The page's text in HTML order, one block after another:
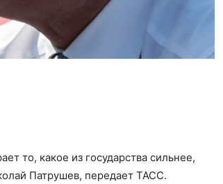
то, какое из государства сильнее,
Патрушев, передает ТАСС.